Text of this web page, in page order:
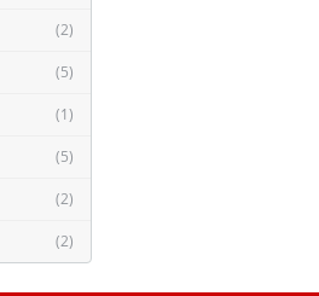
(2)
(5)
(1)
(5)
(2)
(2)